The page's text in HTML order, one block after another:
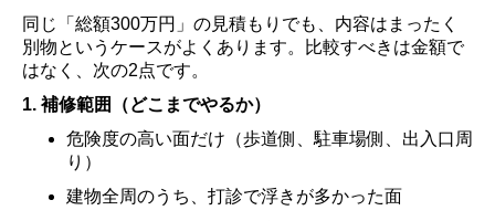
同じ「総額300万円」の見積もりでも、内容はまったく
別物というケースがよくあります。比較すべきは金額で
はなく、次の2点です。
1. 補修範囲（どこまでやるか）
危険度の高い面だけ（歩道側、駐車場側、出入口周
り）
建物全周のうち、打診で浮きが多かった面